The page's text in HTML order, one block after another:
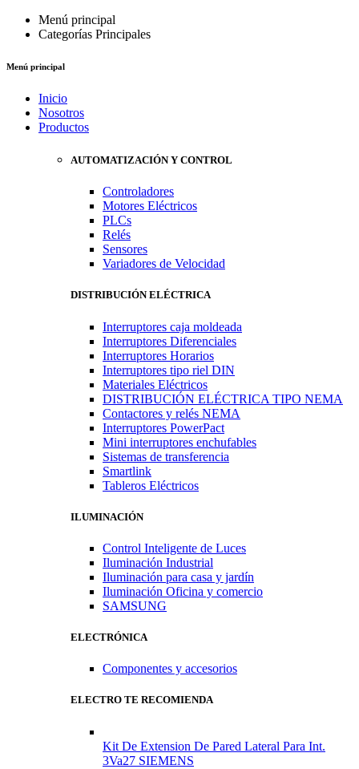
Menú principal
Categorías Principales
Menú principal
Inicio
Nosotros
Productos
AUTOMATIZACIÓN Y CONTROL
Controladores
Motores Eléctricos
PLCs
Relés
Sensores
Variadores de Velocidad
DISTRIBUCIÓN ELÉCTRICA
Interruptores caja moldeada
Interruptores Diferenciales
Interruptores Horarios
Interruptores tipo riel DIN
Materiales Eléctricos
DISTRIBUCIÓN ELÉCTRICA TIPO NEMA
Contactores y relés NEMA
Interruptores PowerPact
Mini interruptores enchufables
Sistemas de transferencia
Smartlink
Tableros Eléctricos
ILUMINACIÓN
Control Inteligente de Luces
Iluminación Industrial
Iluminación para casa y jardín
Iluminación Oficina y comercio
SAMSUNG
ELECTRÓNICA
Componentes y accesorios
ELECTRO TE RECOMIENDA
Kit De Extension De Pared Lateral Para Int.
3Va27 SIEMENS